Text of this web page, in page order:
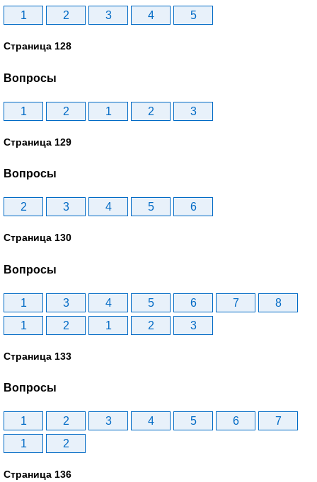
1 2 3 4 5
Страница 128
Вопросы
1 2 1 2 3
Страница 129
Вопросы
2 3 4 5 6
Страница 130
Вопросы
1 3 4 5 6 7
8
1
2 1 2 3
Страница 133
Вопросы
1 2 3 4 5 6
7
1
2
Страница 136